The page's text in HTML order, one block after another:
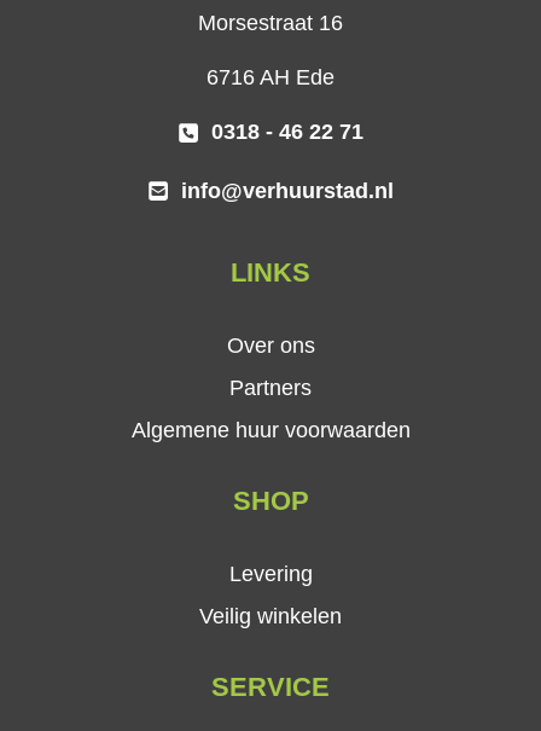
Morsestraat 16
6716 AH Ede
0318 - 46 22 71
info@verhuurstad.nl
LINKS
Over ons
Partners
Algemene huur voorwaarden
SHOP
Levering
Veilig winkelen
SERVICE